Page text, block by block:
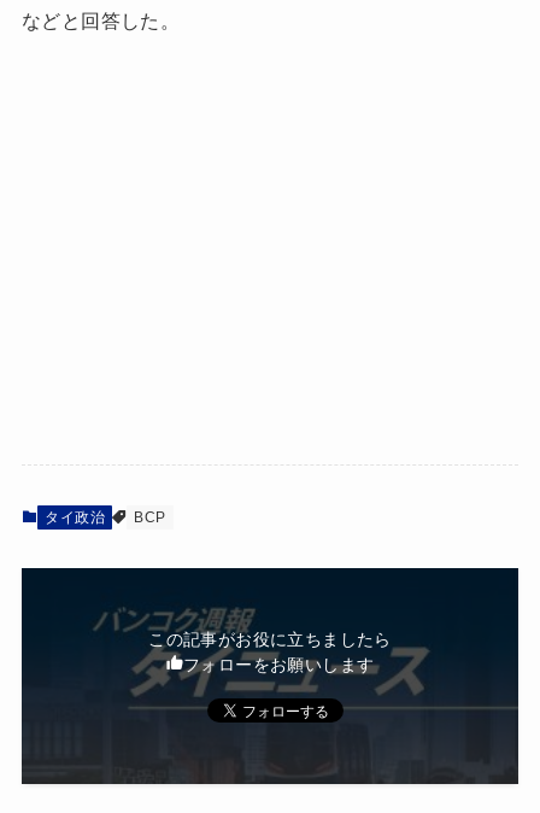
などと回答した。
タイ政治 BCP
この記事がお役に立ちましたら
フォローをお願いします